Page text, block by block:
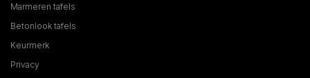
Marmeren tafels
Betonlook tafels
Keurmerk
Privacy